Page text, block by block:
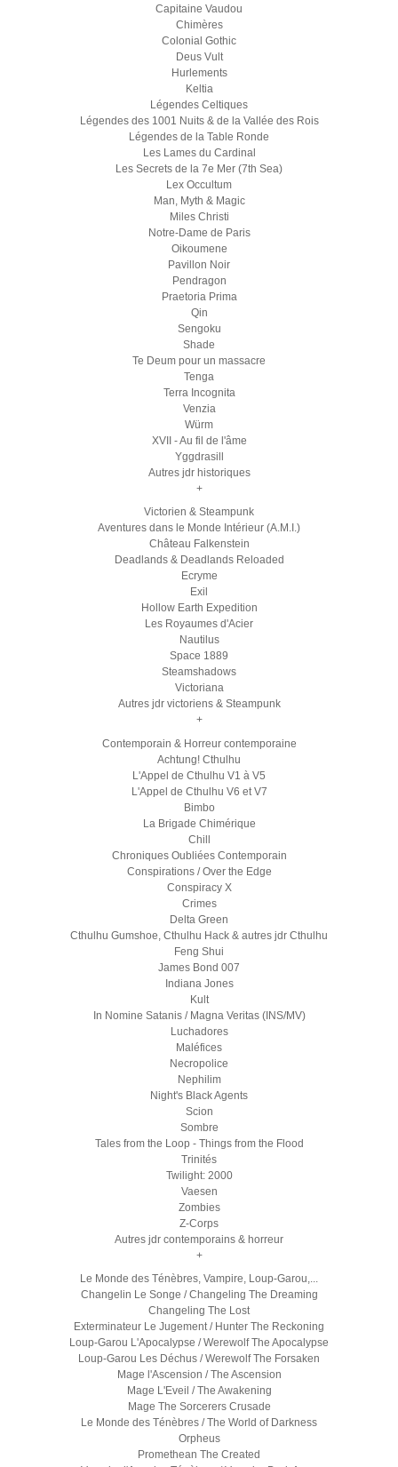
Capitaine Vaudou
Chimères
Colonial Gothic
Deus Vult
Hurlements
Keltia
Légendes Celtiques
Légendes des 1001 Nuits & de la Vallée des Rois
Légendes de la Table Ronde
Les Lames du Cardinal
Les Secrets de la 7e Mer (7th Sea)
Lex Occultum
Man, Myth & Magic
Miles Christi
Notre-Dame de Paris
Oikoumene
Pavillon Noir
Pendragon
Praetoria Prima
Qin
Sengoku
Shade
Te Deum pour un massacre
Tenga
Terra Incognita
Venzia
Würm
XVII - Au fil de l'âme
Yggdrasill
Autres jdr historiques
+
Victorien & Steampunk
Aventures dans le Monde Intérieur (A.M.I.)
Château Falkenstein
Deadlands & Deadlands Reloaded
Ecryme
Exil
Hollow Earth Expedition
Les Royaumes d'Acier
Nautilus
Space 1889
Steamshadows
Victoriana
Autres jdr victoriens & Steampunk
+
Contemporain & Horreur contemporaine
Achtung! Cthulhu
L'Appel de Cthulhu V1 à V5
L'Appel de Cthulhu V6 et V7
Bimbo
La Brigade Chimérique
Chill
Chroniques Oubliées Contemporain
Conspirations / Over the Edge
Conspiracy X
Crimes
Delta Green
Cthulhu Gumshoe, Cthulhu Hack & autres jdr Cthulhu
Feng Shui
James Bond 007
Indiana Jones
Kult
In Nomine Satanis / Magna Veritas (INS/MV)
Luchadores
Maléfices
Necropolice
Nephilim
Night's Black Agents
Scion
Sombre
Tales from the Loop - Things from the Flood
Trinités
Twilight: 2000
Vaesen
Zombies
Z-Corps
Autres jdr contemporains & horreur
+
Le Monde des Ténèbres, Vampire, Loup-Garou,...
Changelin Le Songe / Changeling The Dreaming
Changeling The Lost
Exterminateur Le Jugement / Hunter The Reckoning
Loup-Garou L'Apocalypse / Werewolf The Apocalypse
Loup-Garou Les Déchus / Werewolf The Forsaken
Mage l'Ascension / The Ascension
Mage L'Eveil / The Awakening
Mage The Sorcerers Crusade
Le Monde des Ténèbres / The World of Darkness
Orpheus
Promethean The Created